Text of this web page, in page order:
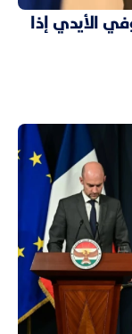
الأيدي إذا